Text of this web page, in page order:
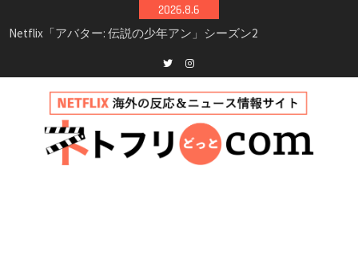
to
2026.8.6
シーズン3最新情報
Netflix映画「ボイスメールで恋をして」キャス
イッチ主演ロマコメ
Netflix「ハウス・オブ・ギネス」シーズン2が更
新決定！2027年撮影開始へ
兄弟大騒動のコメディ映画「リトル・ブラザ
ー」がNetflixで配信！─キャスト・あらすじ・
見どころまとめ
Twitterinstagram